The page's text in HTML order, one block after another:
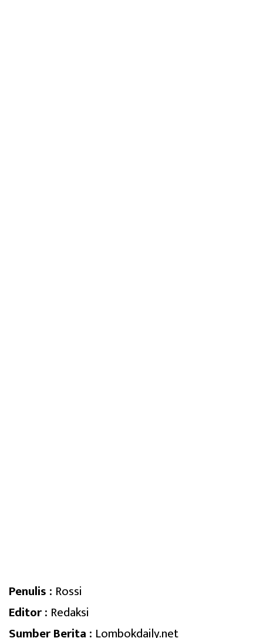
Penulis : Rossi
Editor : Redaksi
Sumber Berita : Lombokdaily.net